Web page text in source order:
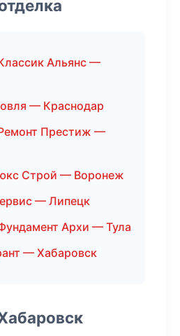
Альянс —
— Краснодар
Престиж —
Строй — Воронеж
— Липецк
Архи — Тула
— Хабаровск